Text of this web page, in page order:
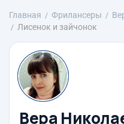
Главная Фрилансеры
Лисенок и зайчонок
Вера